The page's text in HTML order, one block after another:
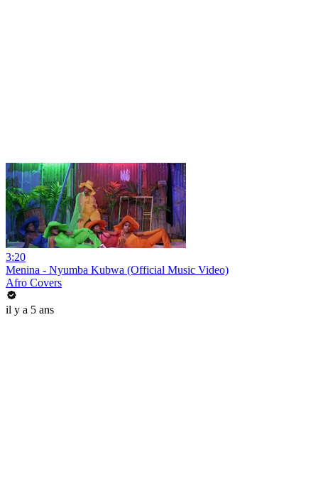
3:20
Menina - Nyumba Kubwa (Official Music Video)
Afro Covers
il y a 5 ans